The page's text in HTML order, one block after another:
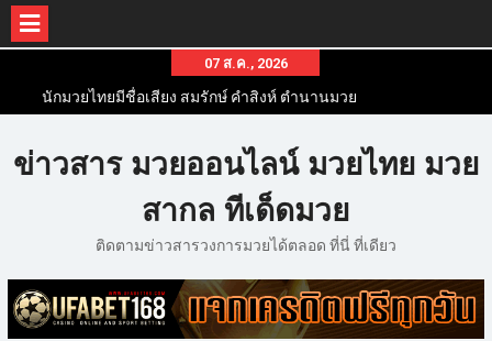
07 ส.ค., 2026
นักมวยไทยมีชื่อเสียง สมรักษ์ คำสิงห์ ตำนานมวย
นักมวยไทยชื่อดัง สุดยอดนักมวยไทยที่ดังไปทั่วโลก
ข่าวมวยไทยโครตฮอต เว็บข่าวมวยในทุกๆแวดวงมี
ข่าวสารวงการมวยมากมาย
ข่าวสาร มวยออนไลน์ มวยไทย มวย
สากล ทีเด็ดมวย
ติดตามข่าวสารวงการมวยได้ตลอด ที่นี่ ที่เดียว